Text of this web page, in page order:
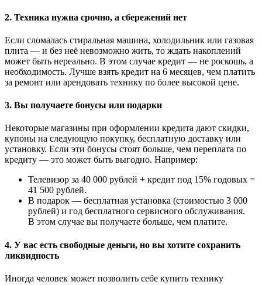
2. Техника нужна срочно, а сбережений нет
Если сломалась стиральная машина, холодильник или газовая
плита — и без неё невозможно жить, то ждать накоплений
может быть нереально. В этом случае кредит — не роскошь, а
необходимость. Лучше взять кредит на 6 месяцев, чем платить
за ремонт или арендовать технику по более высокой цене.
3. Вы получаете бонусы или подарки
Некоторые магазины при оформлении кредита дают скидки,
купоны на следующую покупку, бесплатную доставку или
установку. Если эти бонусы стоят больше, чем переплата по
кредиту — это может быть выгодно. Например:
Телевизор за 40 000 рублей + кредит под 15% годовых =
41 500 рублей.
В подарок — бесплатная установка (стоимостью 3 000
рублей) и год бесплатного сервисного обслуживания.
В этом случае вы получаете больше, чем платите.
4. У вас есть свободные деньги, но вы хотите сохранить
ликвидность
Иногда человек может позволить себе купить технику